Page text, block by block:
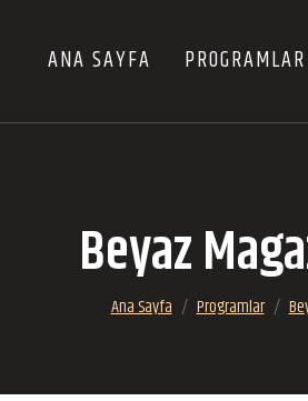
ANA SAYFA PROGRAMLAR
Beyaz
Ana Sayfa Programlar